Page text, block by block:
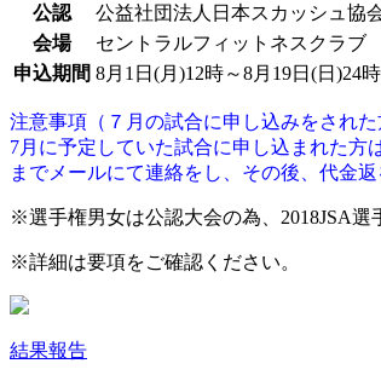
公認
公益社団法人日本スカッシュ協
会場
セントラルフィットネスクラ
申込期間 8月1日(月)12時～8月19日(日)24
注意事項（７月の試合に申し込みをされた
7月に予定していた試合に申し込まれた方
までメールにて連絡をし、その後、代金返
※選手権男女は公認大会の為、 2018JSA選
※詳細は要項をご確認ください。
結果報告